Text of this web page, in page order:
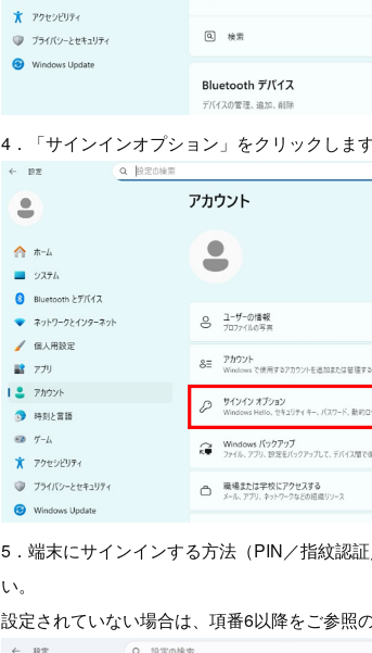
4．「サインインオプション」をクリックします
5．端末にサインインする方法（PIN／指紋認
い。
設定されていない場合は、項番6以降をご参照